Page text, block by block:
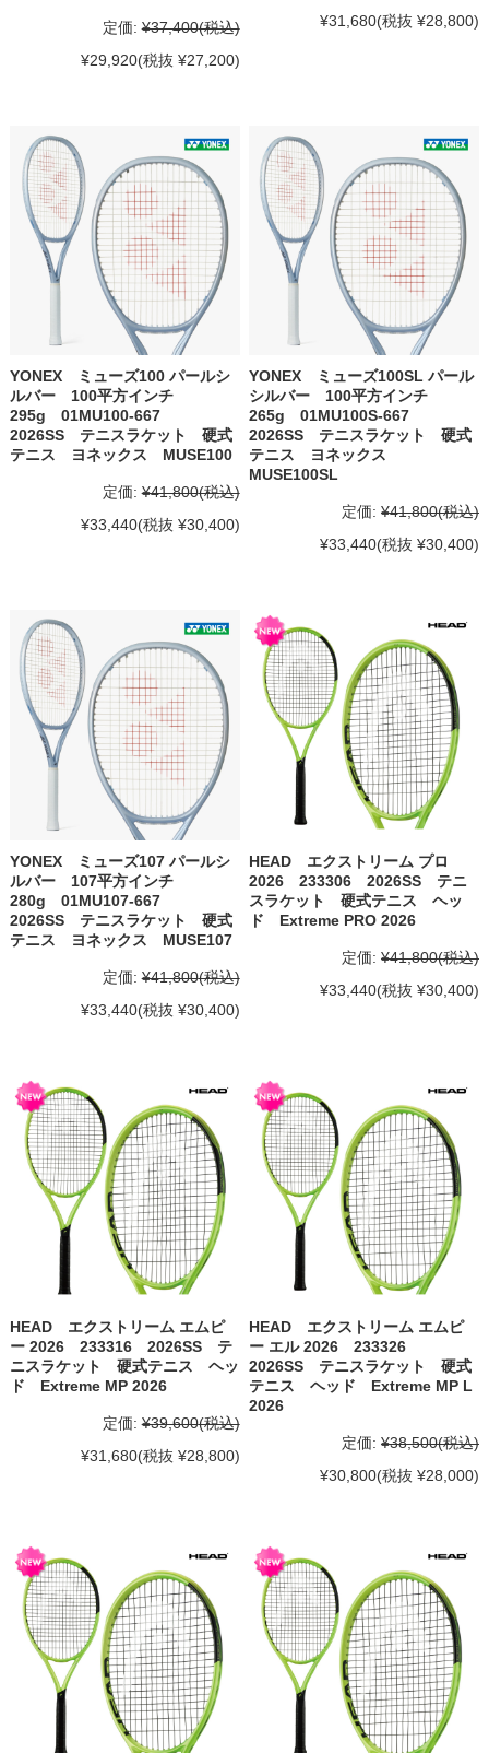
定価: ¥37,400(税込)
¥29,920(税抜 ¥27,200)
¥31,680(税抜 ¥28,800)
YONEX ミューズ100 パールシ
ルバー 100平方インチ
295g 01MU100-667
2026SS テニスラケット 硬式
テニス ヨネックス MUSE100
定価: ¥41,800(税込)
¥33,440(税抜 ¥30,400)
YONEX ミューズ100SL パール
シルバー 100平方インチ
265g 01MU100S-667
2026SS テニスラケット 硬式
テニス ヨネックス
MUSE100SL
定価: ¥41,800(税込)
¥33,440(税抜 ¥30,400)
YONEX ミューズ107 パールシ
ルバー 107平方インチ
280g 01MU107-667
2026SS テニスラケット 硬式
テニス ヨネックス MUSE107
定価: ¥41,800(税込)
¥33,440(税抜 ¥30,400)
HEAD エクストリーム プロ
2026 233306 2026SS テニ
スラケット 硬式テニス ヘッ
ド Extreme PRO 2026
定価: ¥41,800(税込)
¥33,440(税抜 ¥30,400)
HEAD エクストリーム エムピ
ー 2026 233316 2026SS テ
ニスラケット 硬式テニス ヘッ
ド Extreme MP 2026
定価: ¥39,600(税込)
¥31,680(税抜 ¥28,800)
HEAD エクストリーム エムピ
ー エル 2026 233326
2026SS テニスラケット 硬式
テニス ヘッド Extreme MP L
2026
定価: ¥38,500(税込)
¥30,800(税抜 ¥28,000)